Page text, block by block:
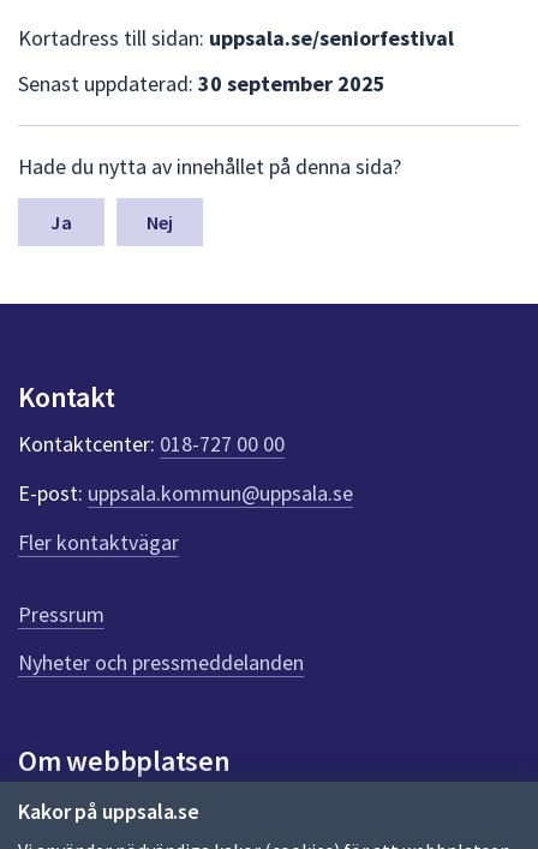
Kakor på uppsala.se
Kortadress till sidan: uppsala.se/seniorfestival
Senast uppdaterad: 30 september 2025
ä
m
a
y
n
t
r
ö
e
n
n
i
d
a
Hade du nytta av innehållet på denna sida?
Nej
Kontakt
Kontaktcenter: 018-727 00 00
E-post: uppsala.kommun@uppsala.se
Fler kontaktvägar
Pressrum
Nyheter och pressmeddelanden
Om webbplatsen
Om webbplatsen